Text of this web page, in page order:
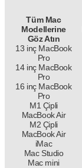
Tüm Mac
Modellerine
Göz Atın
13 inç MacBook
Pro
14 inç MacBook
Pro
16 inç MacBook
Pro
M1 Çipli
MacBook Air
M2 Çipli
MacBook Air
iMac
Mac Studio
Mac mini